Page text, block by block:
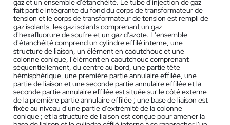
gaz et un ensemble d'étanchéité. Le tube d'injection de gaz
fait partie intégrante du fond du corps de transformateur de
tension et le corps de transformateur de tension est rempli de
gaz isolants, les gaz isolants comprenant un gaz
d'hexafluorure de soufre et un gaz d'azote. L'ensemble
d'étanchéité comprend un cylindre effilé interne, une
structure de liaison, un élément en caoutchouc et une
colonne conique, l'élément en caoutchouc comprenant
séquentiellement, du centre au bord, une partie tête
hémisphérique, une première partie annulaire effilée, une
partie de liaison et une seconde partie annulaire effilée et la
seconde partie annulaire effilée est située sur le côté externe
de la première partie annulaire effilée ; une base de liaison est
fixée au niveau d'une partie d'extrémité de la colonne
conique ; et la structure de liaison est conçue pour amener la